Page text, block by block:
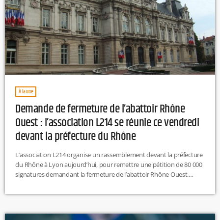
À la une
Demande de fermeture de l’abattoir Rhône
Ouest : l’association L214 se réunie ce vendredi
devant la préfecture du Rhône
L’association L214 organise un rassemblement devant la préfecture
du Rhône à Lyon aujourd’hui, pour remettre une pétition de 80 000
signatures demandant la fermeture de l’abattoir Rhône Ouest.
mesures plus strictes face aux manquements observés. L214 a
un recours contre l’État. EP